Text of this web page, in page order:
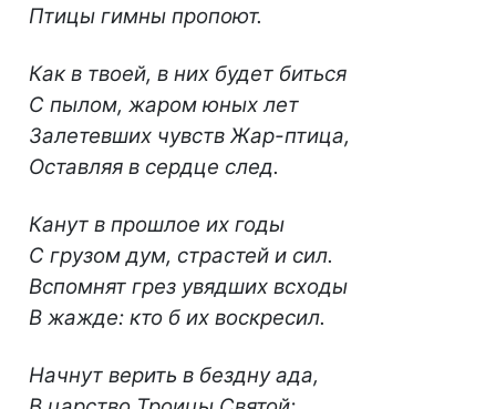
Птицы гимны пропоют.
Как в твоей, в них будет биться
С пылом, жаром юных лет
Залетевших чувств Жар-птица,
Оставляя в сердце след.
Канут в прошлое их годы
С грузом дум, страстей и сил.
Вспомнят грез увядших всходы
В жажде: кто б их воскресил.
Начнут верить в бездну ада,